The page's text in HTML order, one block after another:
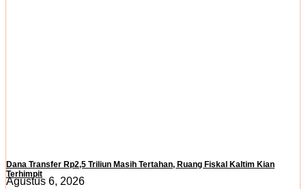
Dana Transfer Rp2,5 Triliun Masih Tertahan, Ruang Fiskal Kaltim Kian
Terhimpit
Agustus 6, 2026